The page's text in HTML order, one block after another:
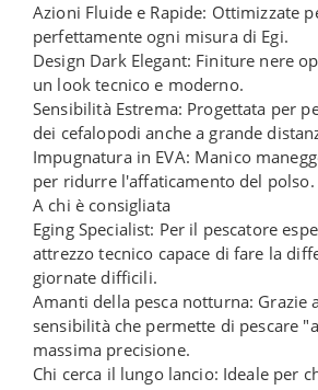
Azioni Fluide e Rapide: Ottimizzate
perfettamente ogni misura di Egi.
Design Dark Elegant: Finiture nere
un look tecnico e moderno.
Sensibilità Estrema: Progettata per
dei cefalopodi anche a grande
Impugnatura in EVA: Manico
per ridurre l'affaticamento del polso.
A chi è consigliata
Eging Specialist: Per il pescatore
attrezzo tecnico capace di fare la
giornate difficili.
Amanti della pesca notturna: Grazie
sensibilità che permette di pescare
massima precisione.
Chi cerca il lungo lancio: Ideale per